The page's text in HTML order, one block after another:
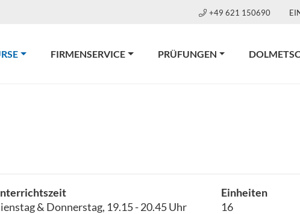
+49 621 150690
(CURRENT)FIRMENSERVICE PRÜFUNGEN
& Donnerstag, 19.15 - 20.45 Uhr
Einheiten
16